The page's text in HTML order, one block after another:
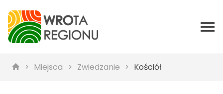
Miejsca Zwiedzanie Kościół